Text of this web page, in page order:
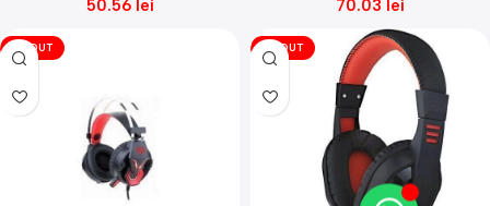
50.56 lei
70.03 lei
VÎNDUT VÎNDUT